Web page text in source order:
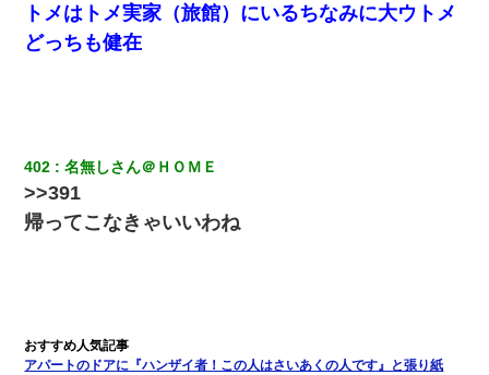
嫁が弁護士を連れてきて「悪いと思うなら慰謝料を払って離婚し
ろ」→ 俺「完全に恐喝になってますね」「お前、これが詐欺だっ
て知ってる？」
200万を貸したコウトから、追加で400万の申し込み、私「無理。
義弟より娘たちが大事」旦那「娘たちが成人したら別れよう」私
（は？）
【悲報】お風呂で父親と姉が完全に行為してるんだが...
トメはトメ実家（旅館）にいるちなみに大ウトメ
どっちも健在
402 名無しさん＠ＨＯＭＥ
>>391
帰ってこなきゃいいわね
アパートのドアに『ハンザイ者！この人はさいあくの人です』と張り紙